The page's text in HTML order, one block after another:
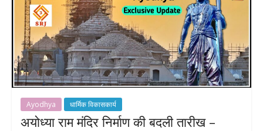
Ayodhya धार्मिक विकासकार्य
अयोध्या राम मंदिर निर्माण की बदली तारीख –